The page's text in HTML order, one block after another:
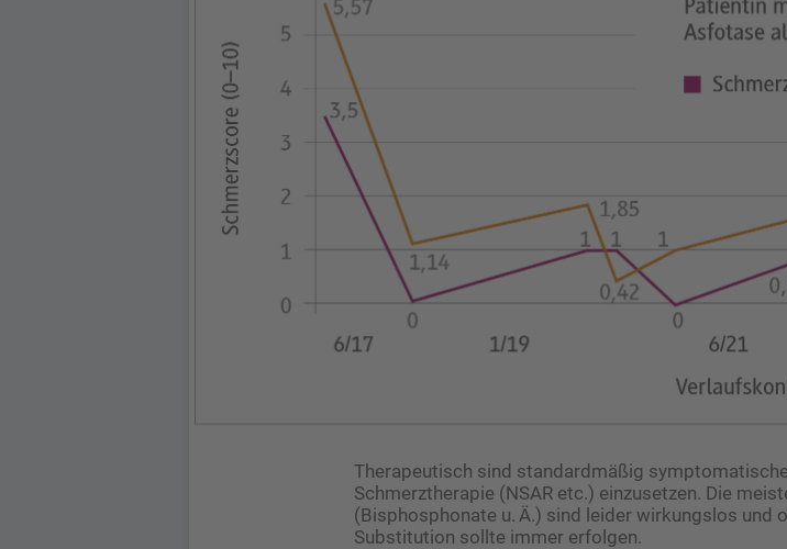
Therapeutisch sind standardmäßig
Schmerztherapie (NSAR etc.) einzusetzen. Die
(Bisphosphonate u. Ä.) sind leider wirkungslos und
Substitution sollte immer erfolgen.